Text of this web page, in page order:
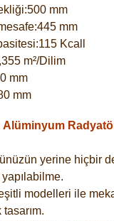
mm
mm
Kcall
m²/Dilim
mm
mm
Alüminyum
yerine hiçbir
modelleri ile